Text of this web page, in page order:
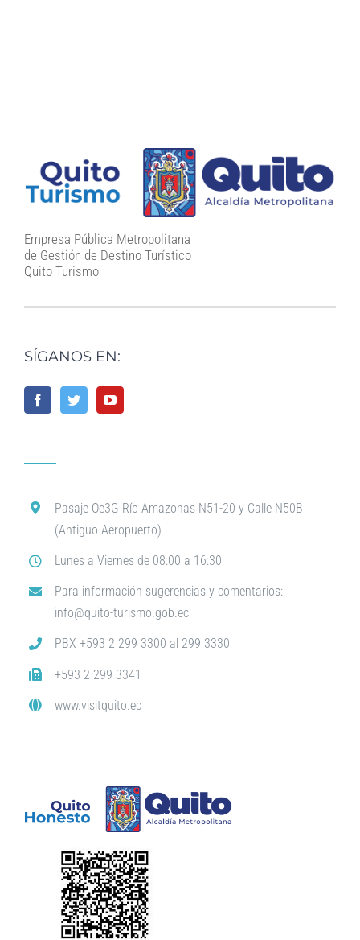
Empresa Pública Metropolitana
de Gestión de Destino Turístico
Quito Turismo
SÍGANOS EN:
Pasaje Oe3G Río Amazonas N51-20 y Calle N50B
(Antiguo Aeropuerto)
Lunes a Viernes de 08:00 a 16:30
Para información sugerencias y comentarios:
info@quito-turismo.gob.ec
PBX +593 2 299 3300 al 299 3330
+593 2 299 3341
www.visitquito.ec